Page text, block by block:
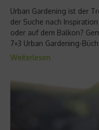
Urban Gardening ist der
der Suche nach
oder auf dem Balkon?
7×3 Urban Gardening-
Weiterlesen